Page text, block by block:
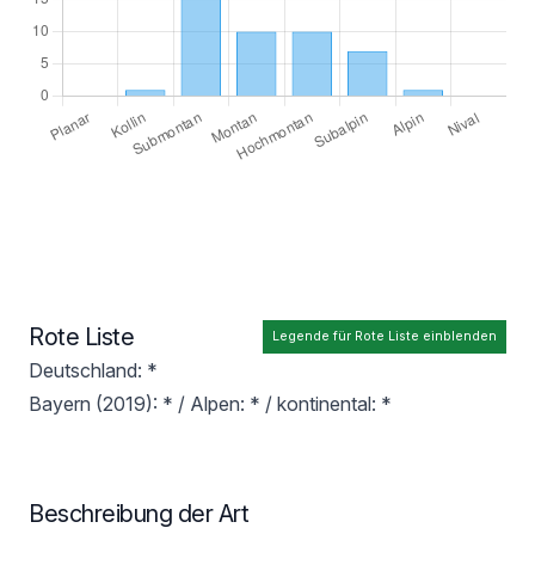
Legende für Rote Liste einblenden
Rote Liste
Deutschland: *
Bayern (2019): * / Alpen: * / kontinental: *
Beschreibung der Art